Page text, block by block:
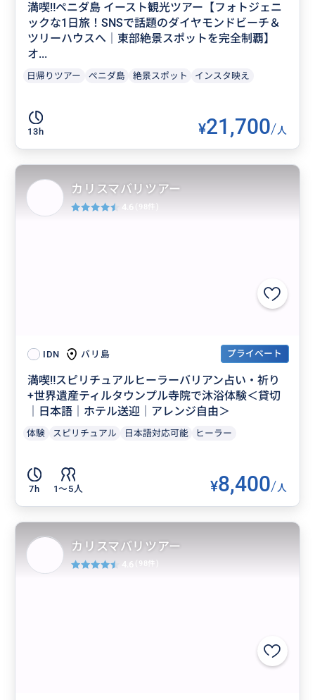
満喫‼️ペニダ島 イースト観光ツアー【フォトジェニ
ックな1日旅！SNSで話題のダイヤモンドビーチ＆
ツリーハウスへ｜東部絶景スポットを完全制覇】
オ...
日帰りツアー ぺニダ島 絶景スポット インスタ映え
13h ¥21,700/人
IDN バリ島 プライベート
満喫‼️スピリチュアルヒーラーバリアン占い・祈り
+世界遺産ティルタウンプル寺院で沐浴体験＜貸切
｜日本語｜ホテル送迎｜アレンジ自由＞
体験 スピリチュアル 日本語対応可能 ヒーラー
7h 1〜5人 ¥8,400/人
カリスマバリツアー
4.6 (98件)
カリスマバリツアー
4.6 (98件)